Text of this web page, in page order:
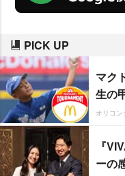
ルカム・トゥ・ス
PICK UP
マク
生の
オリコ
『
ーの